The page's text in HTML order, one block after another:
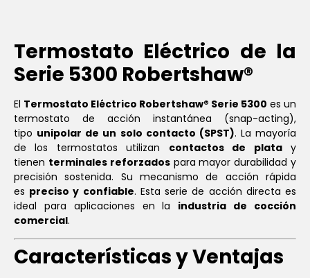
Termostato Eléctrico de la
Serie 5300 Robertshaw®
El Termostato Eléctrico Robertshaw® Serie 5300 es un
termostato de acción instantánea (snap-acting),
tipo unipolar de un solo contacto (SPST). La mayoría
de los termostatos utilizan contactos de platay
tienen terminales reforzadospara mayor durabilidad y
precisión sostenida. Su mecanismo de acción rápida
es preciso y confiable. Esta serie de acción directa es
ideal para aplicaciones en la industria de cocción
comercial.
Características y Ventajas